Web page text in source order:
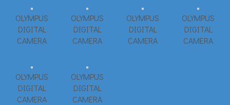
OLYMPUS
DIGITAL
CAMERA
OLYMPUS
DIGITAL
CAMERA
OLYMPUS
DIGITAL
CAMERA
OLYMPUS
DIGITAL
CAMERA
OLYMPUS
DIGITAL
CAMERA
OLYMPUS
DIGITAL
CAMERA